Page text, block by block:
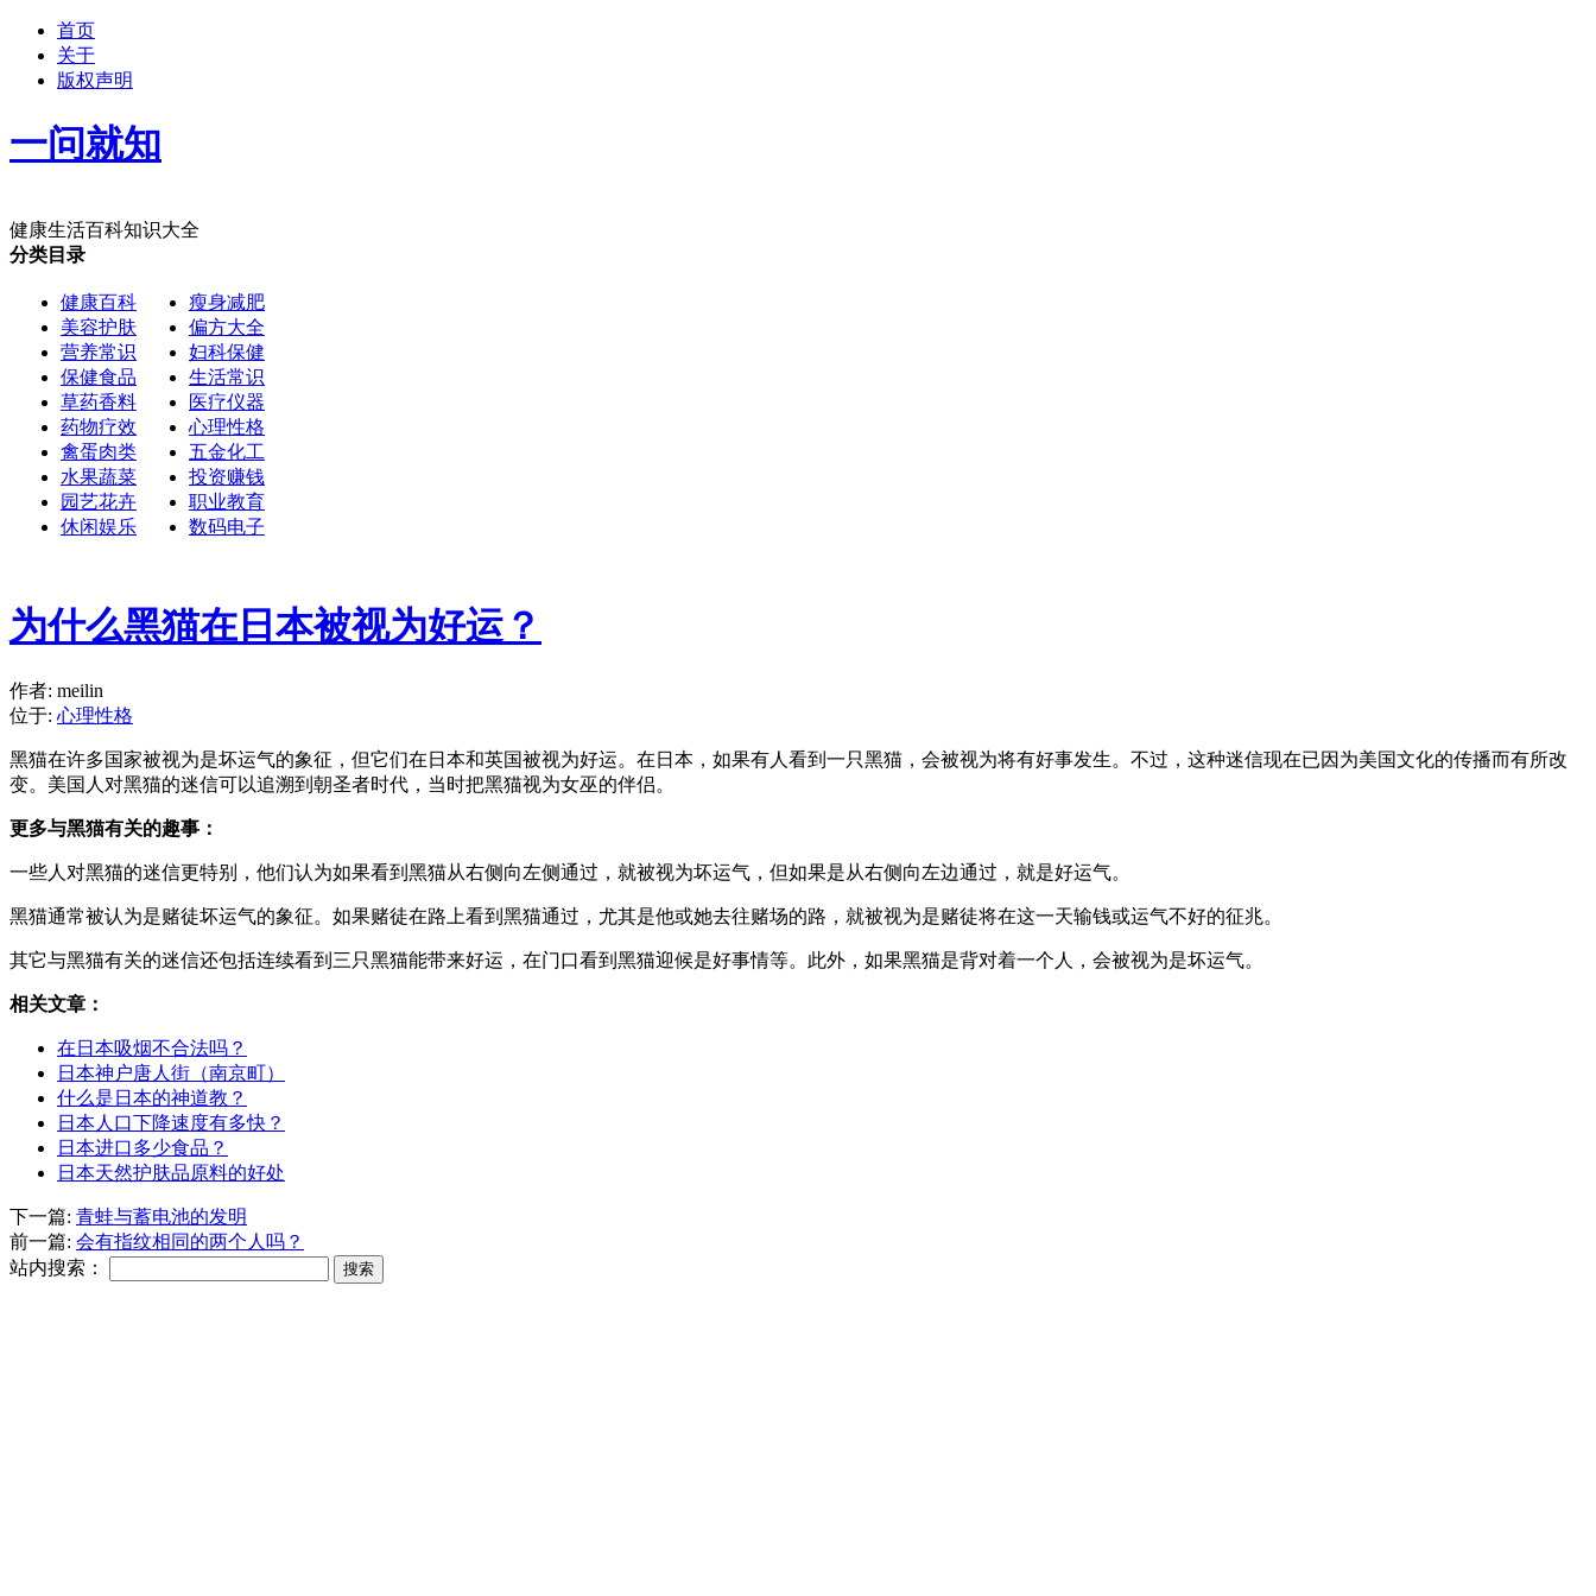
首页
关于
版权声明
一问就知
健康生活百科知识大全
分类目录
健康百科
美容护肤
营养常识
保健食品
草药香料
药物疗效
禽蛋肉类
水果蔬菜
园艺花卉
休闲娱乐
瘦身减肥
偏方大全
妇科保健
生活常识
医疗仪器
心理性格
五金化工
投资赚钱
职业教育
数码电子
为什么黑猫在日本被视为好运？
作者: meilin
位于: 心理性格
黑猫在许多国家被视为是坏运气的象征，但它们在日本和英国被视为好运。在日本，如果有人看到一只黑猫，会被视为将有好事发生。不过，这种迷信现在已因为美国文化的传播而有所改
变。美国人对黑猫的迷信可以追溯到朝圣者时代，当时把黑猫视为女巫的伴侣。
更多与黑猫有关的趣事：
一些人对黑猫的迷信更特别，他们认为如果看到黑猫从右侧向左侧通过，就被视为坏运气，但如果是从右侧向左边通过，就是好运气。
黑猫通常被认为是赌徒坏运气的象征。如果赌徒在路上看到黑猫通过，尤其是他或她去往赌场的路，就被视为是赌徒将在这一天输钱或运气不好的征兆。
其它与黑猫有关的迷信还包括连续看到三只黑猫能带来好运，在门口看到黑猫迎候是好事情等。此外，如果黑猫是背对着一个人，会被视为是坏运气。
相关文章：
在日本吸烟不合法吗？
日本神户唐人街（南京町）
什么是日本的神道教？
日本人口下降速度有多快？
日本进口多少食品？
日本天然护肤品原料的好处
下一篇: 青蛙与蓄电池的发明
前一篇: 会有指纹相同的两个人吗？
站内搜索：